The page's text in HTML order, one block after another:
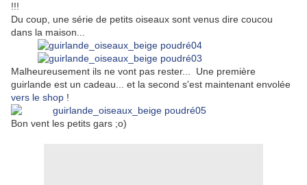
!!!
Du coup, une série de petits oiseaux sont venus dire coucou
dans la maison...
Malheureusement ils ne vont pas rester... Une première
guirlande est un cadeau... et la second s'est maintenant envolée
vers le shop !
Bon vent les petits gars ;o)